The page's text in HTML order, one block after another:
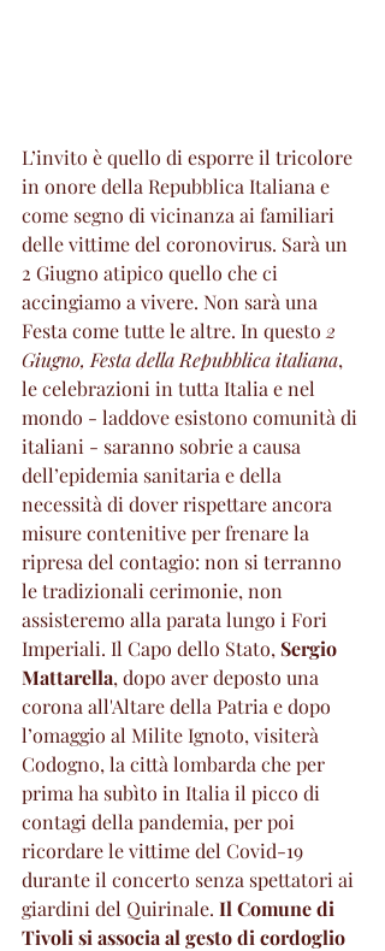
L’invito è quello di esporre il tricolore
in onore della Repubblica Italiana e
come segno di vicinanza ai familiari
delle vittime del coronovirus. Sarà un
2 Giugno atipico quello che ci
accingiamo a vivere. Non sarà una
Festa come tutte le altre. In questo 2
Giugno, Festa della Repubblica italiana,
le celebrazioni in tutta Italia e nel
mondo - laddove esistono comunità di
italiani - saranno sobrie a causa
dell’epidemia sanitaria e della
necessità di dover rispettare ancora
misure contenitive per frenare la
ripresa del contagio: non si terranno
le tradizionali cerimonie, non
assisteremo alla parata lungo i Fori
Imperiali. Il Capo dello Stato, Sergio
Mattarella, dopo aver deposto una
corona all'Altare della Patria e dopo
l’omaggio al Milite Ignoto, visiterà
Codogno, la città lombarda che per
prima ha subìto in Italia il picco di
contagi della pandemia, per poi
ricordare le vittime del Covid-19
durante il concerto senza spettatori ai
giardini del Quirinale. Il Comune di
Tivoli si associa al gesto di cordoglio